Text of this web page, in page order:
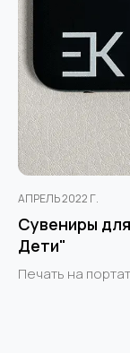
АПРЕЛЬ 2022 Г.
Сувениры
Дети"
Печать на